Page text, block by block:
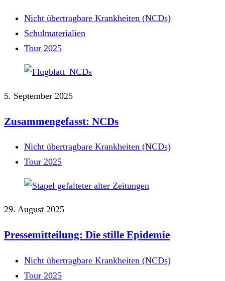
Nicht übertragbare Krankheiten (NCDs)
Schulmaterialien
Tour 2025
5. September 2025
Zusammengefasst: NCDs
Nicht übertragbare Krankheiten (NCDs)
Tour 2025
29. August 2025
Pressemitteilung: Die stille Epidemie
Nicht übertragbare Krankheiten (NCDs)
Tour 2025